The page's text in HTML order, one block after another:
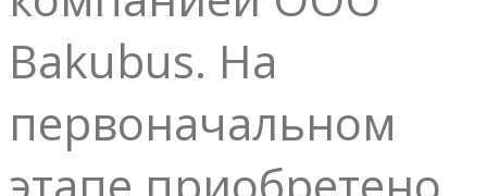
Bakubus. На
первоначальном